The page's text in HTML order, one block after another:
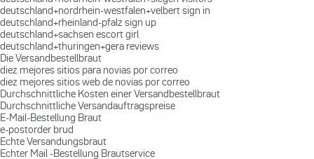
deutschland+nordrhein-westfalen+velbert sign in
deutschland+rheinland-pfalz sign up
deutschland+sachsen escort girl
deutschland+thuringen+gera reviews
Die Versandbestellbraut
diez mejores sitios para novias por correo
diez mejores sitios web de novias por correo
Durchschnittliche Kosten einer Versandbestellbraut
Durchschnittliche Versandauftragspreise
E-Mail-Bestellung Braut
e-postorder brud
Echte Versandungsbraut
Echter Mail -Bestellung Brautservice